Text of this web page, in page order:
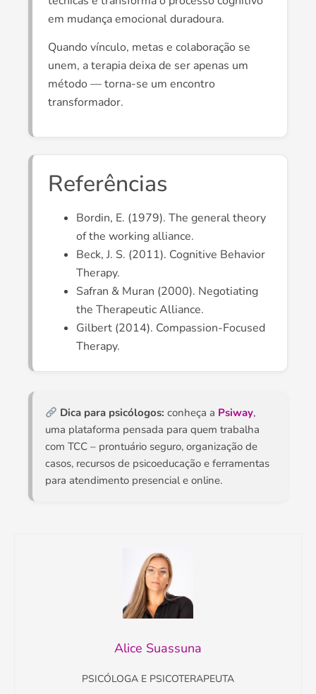
em mudança emocional duradoura.
Quando vínculo, metas e colaboração se
unem, a terapia deixa de ser apenas um
método — torna-se um encontro
transformador.
Referências
Bordin, E. (1979). The general theory
of the working alliance.
Beck, J. S. (2011). Cognitive Behavior
Therapy.
Safran & Muran (2000). Negotiating
the Therapeutic Alliance.
Gilbert (2014). Compassion-Focused
Therapy.
Dica para psicólogos: conheça a Psiway,
uma plataforma pensada para quem trabalha
com TCC – prontuário seguro, organização de
casos, recursos de psicoeducação e ferramentas
para atendimento presencial e online.
Alice Suassuna
PSICÓLOGA E PSICOTERAPEUTA